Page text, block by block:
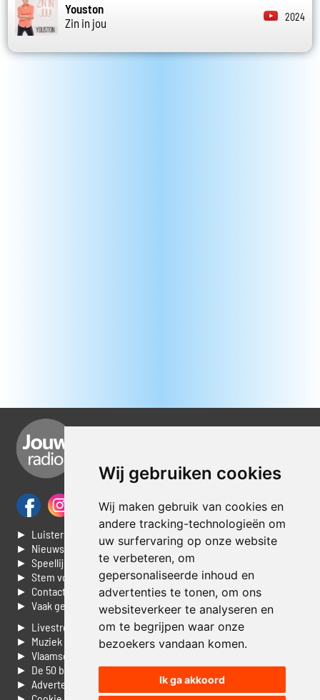
Wij gebruiken cookies
Wij maken gebruik van cookies en
andere tracking-technologieën om
uw surfervaring op onze website
te verbeteren, om
gepersonaliseerde inhoud en
advertenties te tonen, om ons
websiteverkeer te analyseren en
om te begrijpen waar onze
bezoekers vandaan komen.
Ik ga akkoord
Youston
Zin in jou
2024
► Luisteren naar Jouwradio
► Nieuws
► Speellijst
► Stem voor de Dag top 3
► Contacteer ons
► Vaak gestelde vragen
► Livestream informatie
► Muziek opzoeken
► Vlaamse 100 Aller tijden
► De 50 beste van...
► Adverteren op Jouwradio